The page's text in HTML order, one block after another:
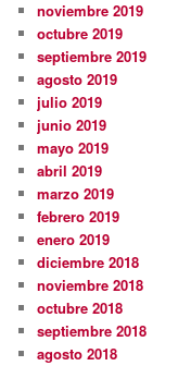
noviembre 2019
octubre 2019
septiembre 2019
agosto 2019
julio 2019
junio 2019
mayo 2019
abril 2019
marzo 2019
febrero 2019
enero 2019
diciembre 2018
noviembre 2018
octubre 2018
septiembre 2018
agosto 2018